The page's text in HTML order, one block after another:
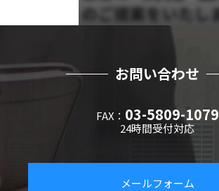
お問い合わせ
FAX： 03-5809-1079
24時間受付対応
メールフォーム